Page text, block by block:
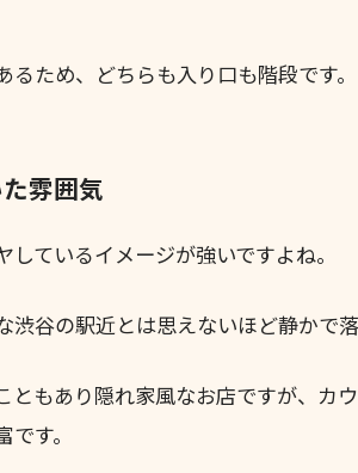
ため、どちらも入り口も階段です。
雰囲気
ているイメージが強いですよね。
渋谷の駅近とは思えないほど静かで
ともあり隠れ家風なお店ですが、カ
す。